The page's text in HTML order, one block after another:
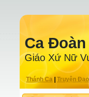
Ca
Giáo Xứ Nữ
Thánh Ca Truyện Ðạo